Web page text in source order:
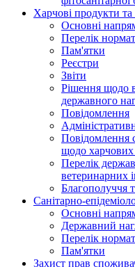
Харчові продукти
Основні
Перелік
Пам'ятки
Реєстри
Звіти
Рішення щодо
державного
Повідомлення
Повідомлення
щодо харчових
Перелік
ветеринарних
Благополуччя
Санітарно-
Основні
Державний
Перелік
Пам'ятки
Захист прав